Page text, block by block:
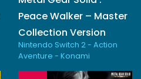
Peace Walker – Master
Collection Version
Nintendo Switch 2 - Action
Aventure - Konami